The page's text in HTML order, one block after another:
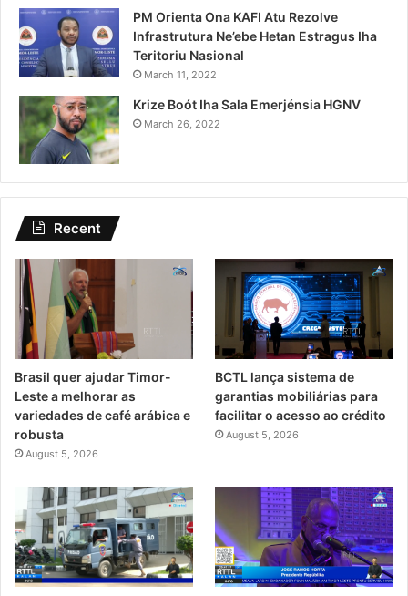
PM Orienta Ona KAFI Atu Rezolve
Infrastrutura Ne’ebe Hetan Estragus Iha
Teritoriu Nasional
March 11, 2022
Krize Boót Iha Sala Emerjénsia HGNV
March 26, 2022
Recent
Brasil quer ajudar Timor-
Leste a melhorar as
variedades de café arábica e
robusta
August 5, 2026
BCTL lança sistema de
garantias mobiliárias para
facilitar o acesso ao crédito
August 5, 2026